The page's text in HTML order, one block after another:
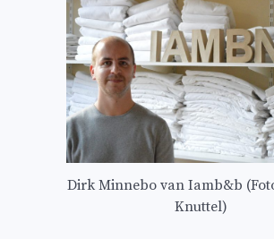
Dirk Minnebo van Iamb&b
Knuttel)